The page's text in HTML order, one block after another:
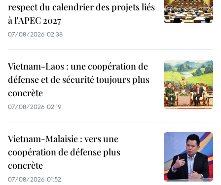
respect du calendrier des projets liés
à l'APEC 2027
07/08/2026 02:38
Vietnam-Laos : une coopération de
défense et de sécurité toujours plus
concrète
07/08/2026 02:19
Vietnam-Malaisie : vers une
coopération de défense plus
concrète
07/08/2026 01:52